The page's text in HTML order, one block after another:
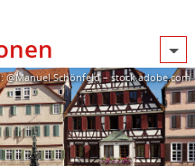
@Manuel Schönfeld – stock.adobe.com